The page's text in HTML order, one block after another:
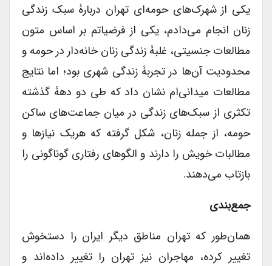
یکی از شهرک‌های حومه‌ای تهران دربارۀ سبک زندگی
زنان انجام می‌دادم، یکی از فرضیاتم بر اساس متون
مطالعات جنسیتی، غلبۀ زندگی زنان خانه‌دار در حومه و
محدودیت آن‌ها در تجربۀ زندگی شهری بود؛ اما نتایج
مطالعات میدانی‌ام نشان داد که طی دو دهۀ گذشته
تکثری از سبک‌های زندگی در میان جماعت‌های ساکن
حومه، از جمله زنان، شکل گرفته که هریک نیازها و
مطالبات خویش را دارند و الگوهای رفتاری گوناگونی را
بازتاب می‌دهند.
جمع‌بندی
همان‌طور که تهران مناطق دیگر ایران را دستخوش
تغییر کرده، مهاجران نیز تهران را تغییر داده‌اند و